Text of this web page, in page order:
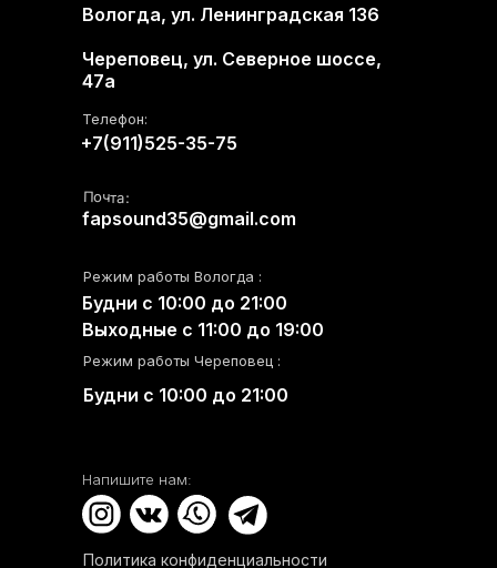
+7(911)525-35-75
Вологда, ул. Ленинградская 136
Череповец, ул. Северное шоссе,
47а
Политика конфиденциальности
fapsound35@gmail.com
Телефон:
Почта:
Режим работы Вологда :
Будни с 10:00 до 21:00
Выходные с 11:00 до 19:00
Напишите нам:
Режим работы Череповец :
Будни с 10:00 до 21:00